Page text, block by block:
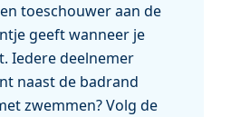
toeschouwer aan de
geeft wanneer je
Iedere deelnemer
naast de badrand
zwemmen? Volg de